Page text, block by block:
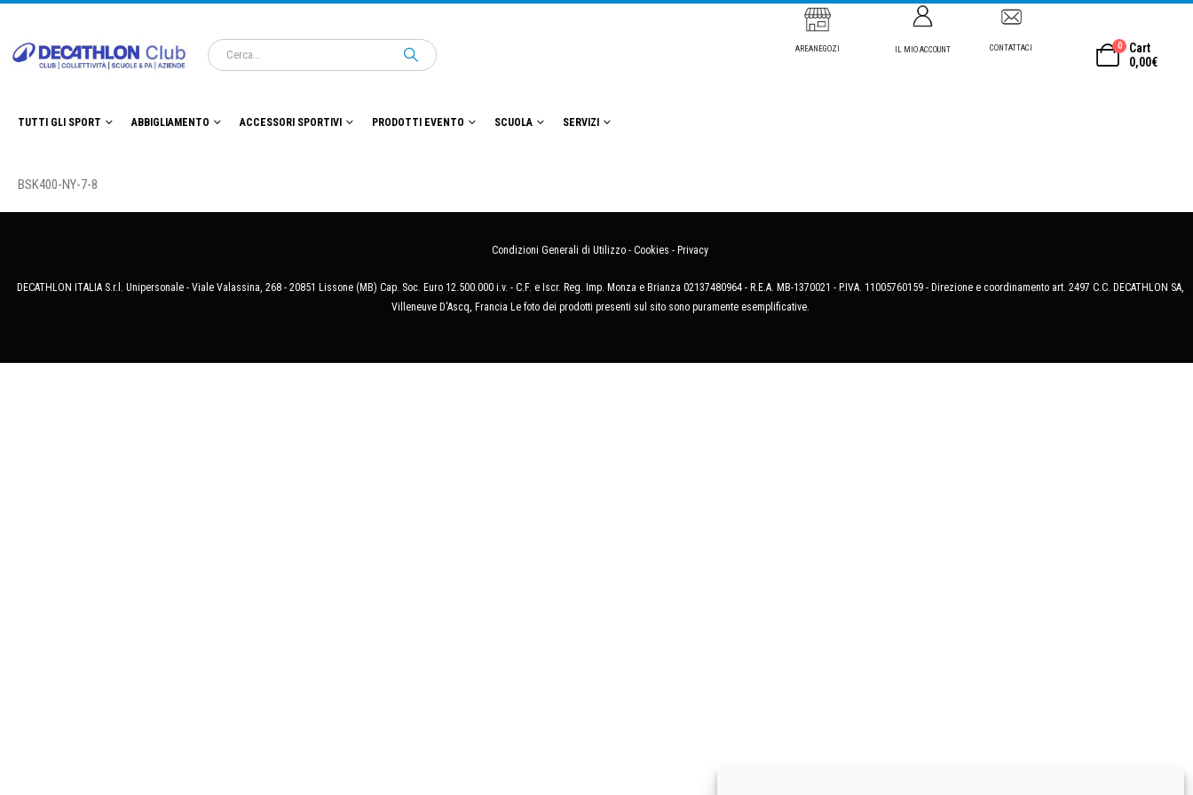
AREANEGOZI IL MIO ACCOUNT CONTATTACI 0
Cart
0,00€
TUTTI GLI SPORT ABBIGLIAMENTO ACCESSORI SPORTIVI PRODOTTI EVENTO SCUOLA SERVIZI
BSK400-NY-7-8
Condizioni Generali di Utilizzo - Cookies - Privacy
DECATHLON ITALIA S.r.l. Unipersonale - Viale Valassina, 268 - 20851 Lissone (MB) Cap. Soc. Euro 12.500.000 i.v. - C.F. e Iscr. Reg. Imp. Monza e Brianza 02137480964 - R.E.A. MB-1370021 - P.IVA. 11005760159 - Direzione e coordinamento art. 2497 C.C. DECATHLON SA,
Villeneuve D'Ascq, Francia Le foto dei prodotti presenti sul sito sono puramente esemplificative.